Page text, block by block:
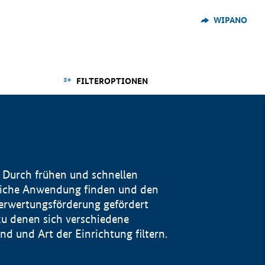
WIPANO
FILTEROPTIONEN
frühen und schnellen
Anwendung finden und den
gefördert
denen sich verschiedene
und Art der Einrichtung filtern.